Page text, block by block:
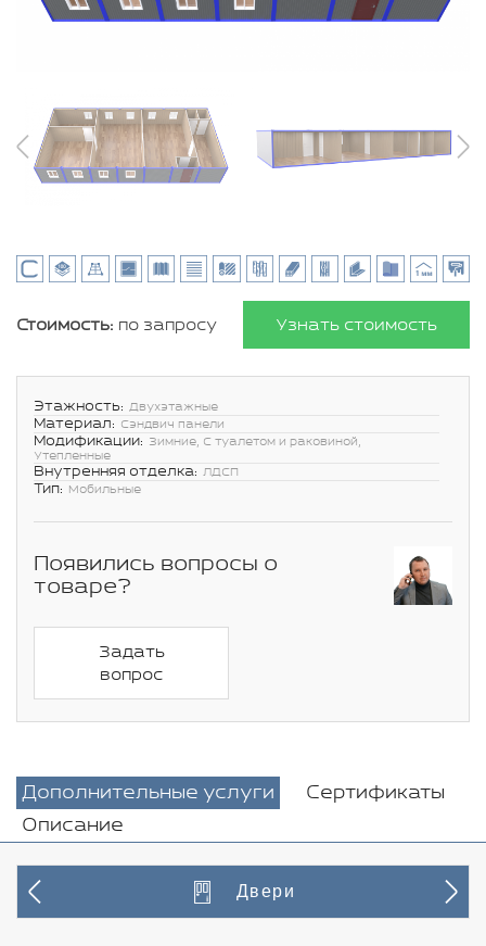
Стоимость: по запросу Узнать стоимость
Этажность: Двухэтажные
Материал: Сэндвич панели
Модификации: Зимние, С туалетом и раковиной,
Утепленные
Внутренняя отделка: ЛДСП
Тип: Мобильные
Появились вопросы о
товаре?
Задать
вопрос
Дополнительные услуги
Сертификаты
Описание
Двери